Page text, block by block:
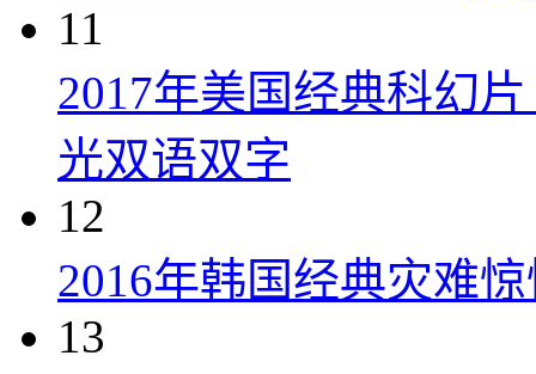
11
2017年美国经典科幻
光双语双字
12
2016年韩国经典灾难
13